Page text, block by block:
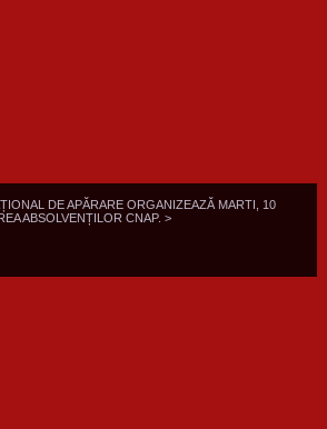
DE APĂRARE ORGANIZEAZĂ MARTI, 10
ABSOLVENȚILOR CNAP. >